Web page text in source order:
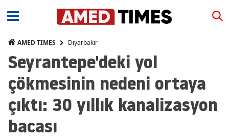
AMED TIMES Diyarbakır
Seyrantepe'deki yol
çökmesinin nedeni ortaya
çıktı: 30 yıllık kanalizasyon
bacası